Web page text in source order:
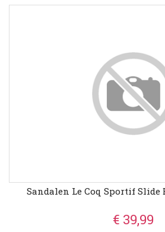
Sandalen Le Coq Sportif
€ 39,99